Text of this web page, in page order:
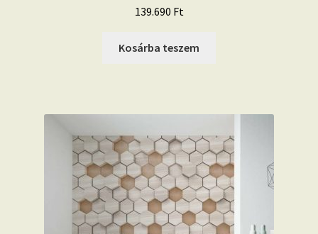
139.690 Ft
Kosárba teszem